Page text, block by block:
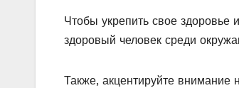
Чтобы укрепить свое здоровье
здоровый человек среди
Также, акцентируйте